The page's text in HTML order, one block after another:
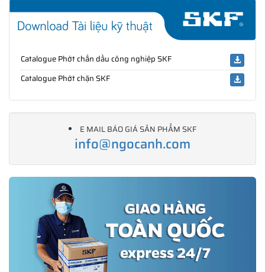
Catalogue Phớt chắn dầu công nghiệp SKF
Catalogue Phớt chặn SKF
E MAIL BÁO GIÁ SẢN PHẨM SKF
info@ngocanh.com